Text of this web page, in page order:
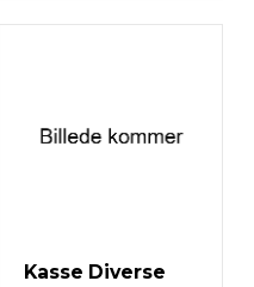
Kasse Diverse